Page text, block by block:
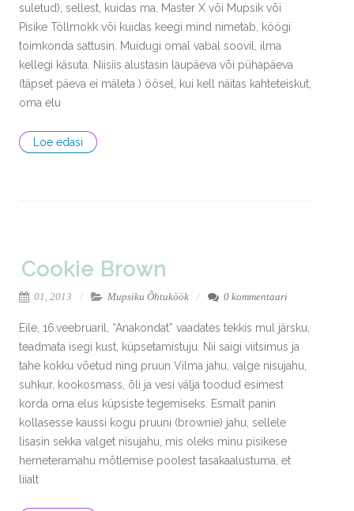
suletud), sellest, kuidas ma, Master X või Mupsik või
Pisike Töllmokk või kuidas keegi mind nimetab, köögi
toimkonda sattusin. Muidugi omal vabal soovil, ilma
kellegi käsuta. Niisiis alustasin laupäeva või pühapäeva
(täpset päeva ei mäleta ) öösel, kui kell näitas kahteteiskut,
oma elu
Loe edasi
Cookie Brown
01, 2013 Mupsiku Õhtuköök 0 kommentaari
Eile, 16.veebruaril, “Anakondat” vaadates tekkis mul järsku,
teadmata isegi kust, küpsetamistuju. Nii saigi viitsimus ja
tahe kokku võetud ning pruun Vilma jahu, valge nisujahu,
suhkur, kookosmass, õli ja vesi välja toodud esimest
korda oma elus küpsiste tegemiseks. Esmalt panin
kollasesse kaussi kogu pruuni (brownie) jahu, sellele
lisasin sekka valget nisujahu, mis oleks minu pisikese
herneteramahu mõtlemise poolest tasakaalustuma, et
liialt